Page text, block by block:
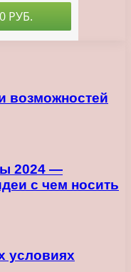
возможностей
2024 —
с чем носить
условиях